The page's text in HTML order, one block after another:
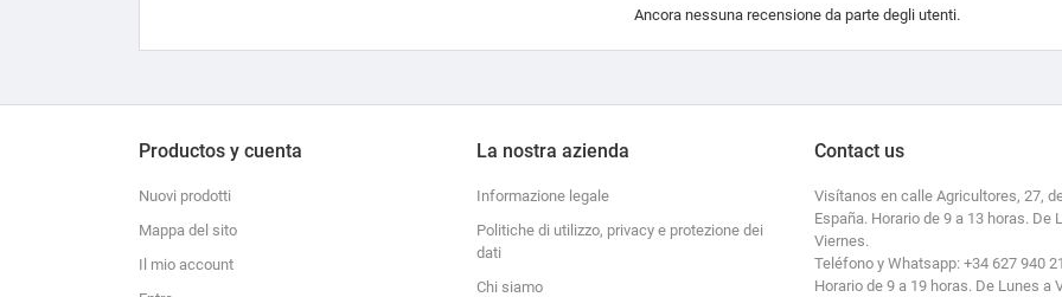
Ancora nessuna recensione da parte degli utenti.
Productos y cuenta
Nuovi prodotti
Mappa del sito
Il mio account
La nostra azienda
Informazione legale
Politiche di utilizzo, privacy e protezione dei
dati
Chi siamo
Contact us
Visítanos en calle Agricultores, 27,
España. Horario de 9 a 13 horas. De
Viernes.
Teléfono y Whatsapp: +34 627 940
Horario de 9 a 19 horas. De Lunes a